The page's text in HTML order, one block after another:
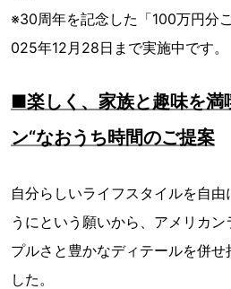
※30周年を記念した「100万円分
025年12月28日まで実施中です。
■楽しく、家族と趣味を満
ン“なおうち時間のご提案
自分らしいライフスタイルを自
うにという願いから、アメリカ
プルさと豊かなディテールを併せ
した。